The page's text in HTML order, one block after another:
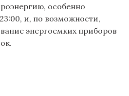
особенно
и, по возможности,
энергоемких приборов